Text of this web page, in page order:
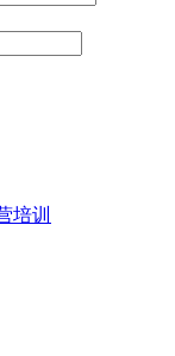
培训